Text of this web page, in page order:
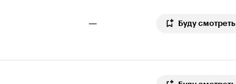
— Буду смотреть